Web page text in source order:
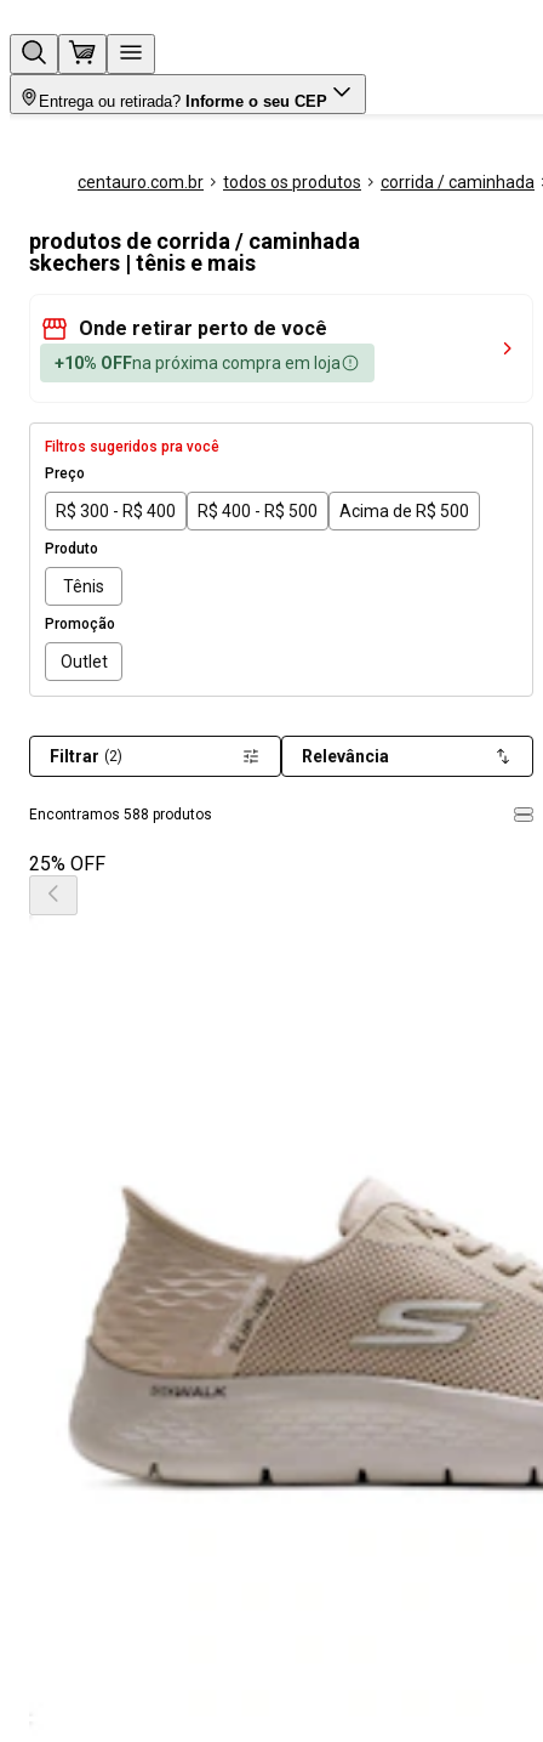
Entrega ou retirada? Informe o seu CEP
centauro.com.br todos os produtos corrida / caminhada
produtos de corrida / caminhada
skechers | tênis e mais
Onde retirar perto de você
+10% OFFna próxima compra em loja
Filtros sugeridos pra você
Preço
R$ 300 - R$ 400 R$ 400 - R$ 500 Acima de R$ 500
Produto
Tênis
Promoção
Outlet
Encontramos 588 produtos
Filtrar (2) Relevância
25% OFF